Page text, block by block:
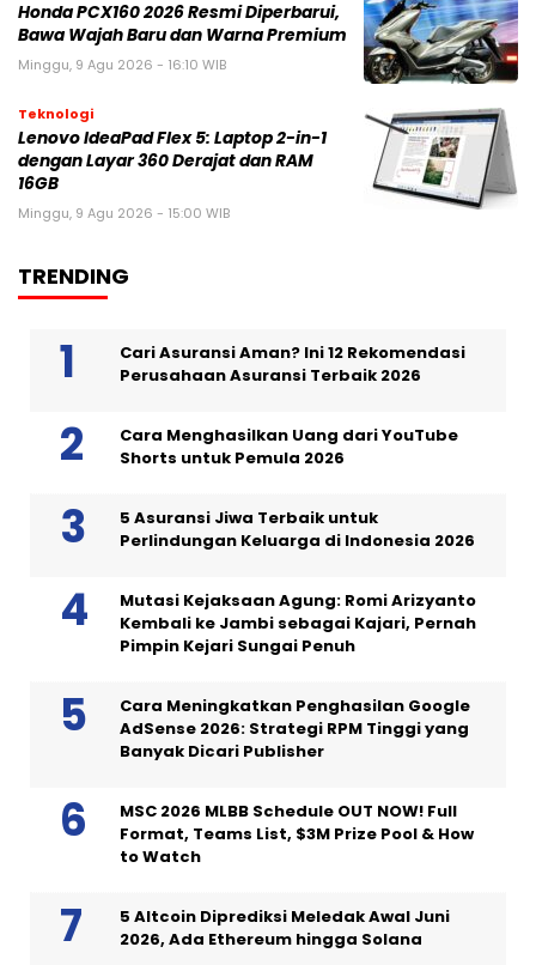
Honda PCX160 2026 Resmi Diperbarui,
Bawa Wajah Baru dan Warna Premium
Minggu, 9 Agu 2026 - 16:10 WIB
Teknologi
Lenovo IdeaPad Flex 5: Laptop 2-in-1
dengan Layar 360 Derajat dan RAM
16GB
Minggu, 9 Agu 2026 - 15:00 WIB
TRENDING
Cari Asuransi Aman? Ini 12 Rekomendasi
Perusahaan Asuransi Terbaik 2026
Cara Menghasilkan Uang dari YouTube
Shorts untuk Pemula 2026
5 Asuransi Jiwa Terbaik untuk
Perlindungan Keluarga di Indonesia 2026
Mutasi Kejaksaan Agung: Romi Arizyanto
Kembali ke Jambi sebagai Kajari, Pernah
Pimpin Kejari Sungai Penuh
Cara Meningkatkan Penghasilan Google
AdSense 2026: Strategi RPM Tinggi yang
Banyak Dicari Publisher
MSC 2026 MLBB Schedule OUT NOW! Full
Format, Teams List, $3M Prize Pool & How
to Watch
5 Altcoin Diprediksi Meledak Awal Juni
2026, Ada Ethereum hingga Solana